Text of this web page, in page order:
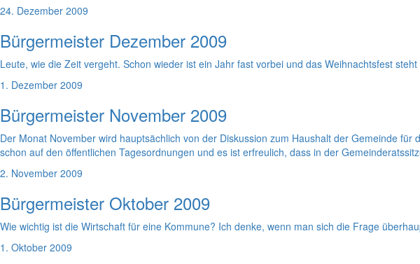
24. Dezember 2009
Bürgermeister Dezember 2009
Leute, wie die Zeit vergeht. Schon wieder ist ein Jahr fast vorbei und das Weihnachtsfest
1. Dezember 2009
Bürgermeister November 2009
Der Monat November wird hauptsächlich von der Diskussion zum Haushalt der Gemeinde
schon auf den öffentlichen Tagesordnungen und es ist erfreulich, dass in der
2. November 2009
Bürgermeister Oktober 2009
Wie wichtig ist die Wirtschaft für eine Kommune? Ich denke, wenn man sich die Frage
1. Oktober 2009